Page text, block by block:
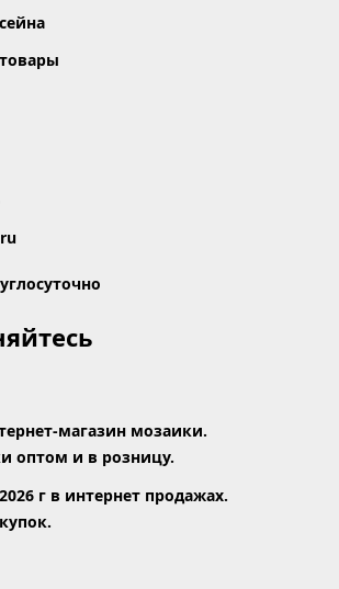
магазин мозаики.
оптом и в розницу.
г в интернет продажах.